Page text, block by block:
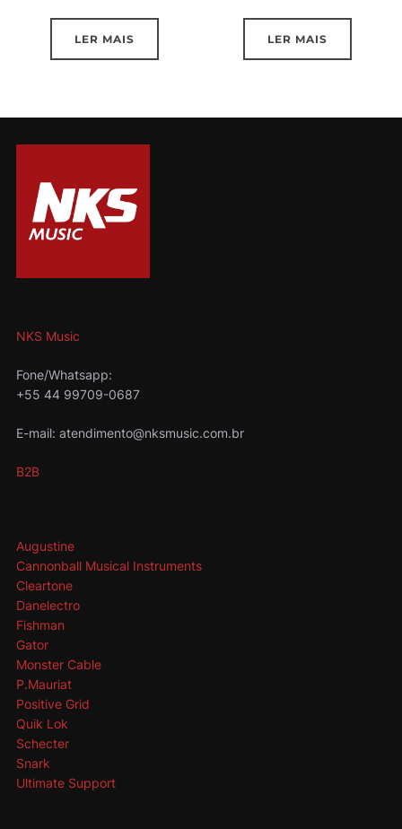
LER MAIS LER MAIS
NKS Music
Fone/Whatsapp:
+55 44 99709-0687
E-mail: atendimento@nksmusic.com.br
B2B
Augustine
Cannonball Musical Instruments
Cleartone
Danelectro
Fishman
Gator
Monster Cable
P.Mauriat
Positive Grid
Quik Lok
Schecter
Snark
Ultimate Support